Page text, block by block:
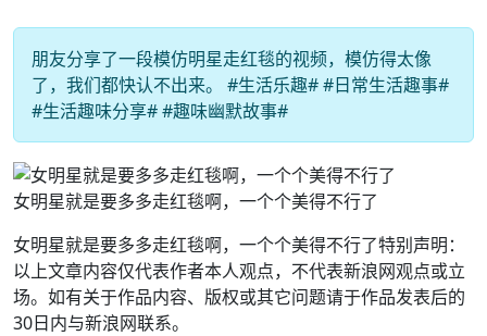
朋友分享了一段模仿明星走红毯的视频，模仿得太像
了，我们都快认不出来。 #生活乐趣# #日常生活趣事#
#生活趣味分享# #趣味幽默故事#
女明星就是要多多走红毯啊，一个个美得不行了
女明星就是要多多走红毯啊，一个个美得不行了特别声明：
以上文章内容仅代表作者本人观点，不代表新浪网观点或立
场。如有关于作品内容、版权或其它问题请于作品发表后的
30日内与新浪网联系。